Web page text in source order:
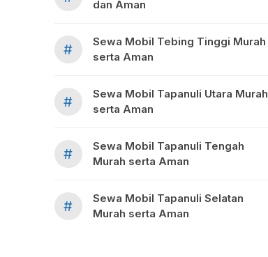
dan Aman
#
Sewa Mobil Tebing Tinggi Murah
serta Aman
#
Sewa Mobil Tapanuli Utara Murah
serta Aman
#
Sewa Mobil Tapanuli Tengah
Murah serta Aman
#
Sewa Mobil Tapanuli Selatan
Murah serta Aman